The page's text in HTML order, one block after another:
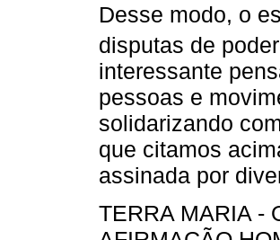
Desse modo, o
disputas de
interessante
pessoas e
solidarizando
que citamos
assinada por
TERRA MARIA -